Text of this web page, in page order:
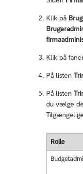
Klik på
Klik på
På listen
På listen
du vælge
Rolle